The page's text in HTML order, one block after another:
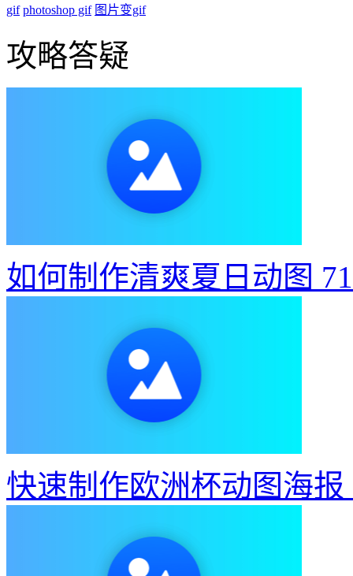
gif photoshop gif 图片变gif
攻略答疑
如何制作清爽夏日动图
快速制作欧洲杯动图海报